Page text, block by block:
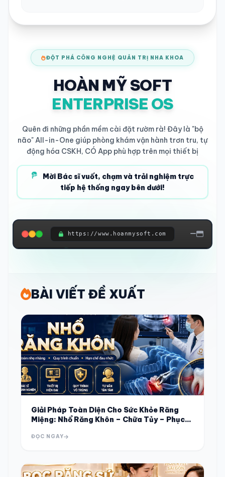
ĐỘT PHÁ CÔNG NGHỆ QUẢN TRỊ NHA KHOA
HOÀN MỸ SOFT
ENTERPRISE OS
Quên đi những phần mềm cài đặt rườm rà! Đây là "bộ
não" All-in-One giúp phòng khám vận hành trơn tru, tự
động hóa CSKH, CÓ App phù hợp trên mọi thiết bị
Mời Bác sĩ vuốt, chạm và trải nghiệm trực
tiếp hệ thống ngay bên dưới!
https://www.hoanmysoft.com
BÀI VIẾT ĐỀ XUẤT
Giải Pháp Toàn Diện Cho Sức Khỏe Răng
Miệng: Nhổ Răng Khôn – Chữa Tủy – Phục
ĐỌC NGAY